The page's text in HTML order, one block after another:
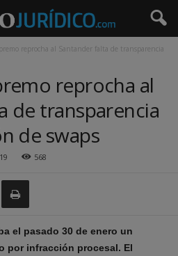
reprocha al Santander falta de transparencia
reprocha al
de transparencia
de swaps
568
el pasado 30 de enero un
por infracción procesal. El